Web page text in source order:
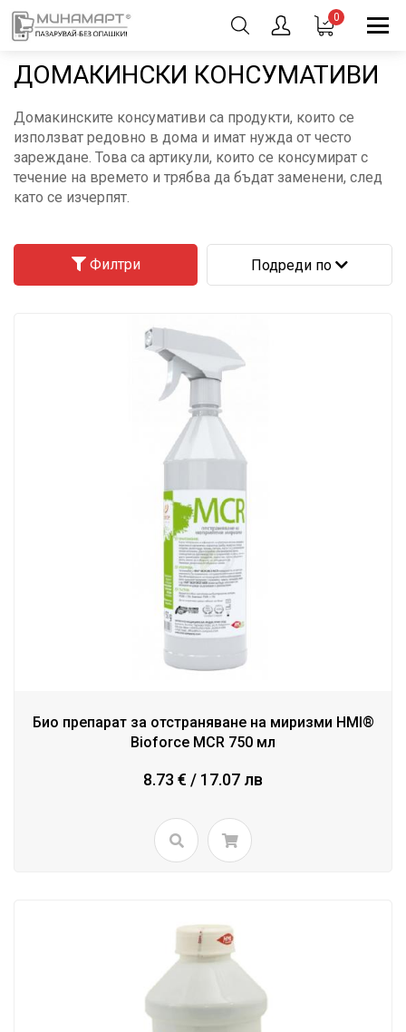
0
ДОМАКИНСКИ КОНСУМАТИВИ
Домакинските консумативи са продукти, които се
използват редовно в дома и имат нужда от често
зареждане. Това са артикули, които се консумират с
течение на времето и трябва да бъдат заменени, след
като се изчерпят.
Филтри Подреди по
Био препарат за отстраняване на миризми HMI®
Bioforce MCR 750 мл
8.73 € / 17.07 лв